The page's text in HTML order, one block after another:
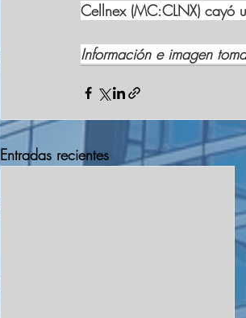
Cellnex (MC:CLNX) cayó
Información e imagen
Entradas recientes